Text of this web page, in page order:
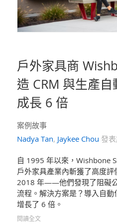
戶外家具商
造 CRM 與生產
成長 6 倍
案例故事
Nadya Tan, Jaykee Chou 發
自 1995 年以來，Wishbone
戶外家具產業內斬獲了高度
2018 年——他們發現了阻礙
流程。解決方案是？導入自
增長了 6 倍。
閱讀全文